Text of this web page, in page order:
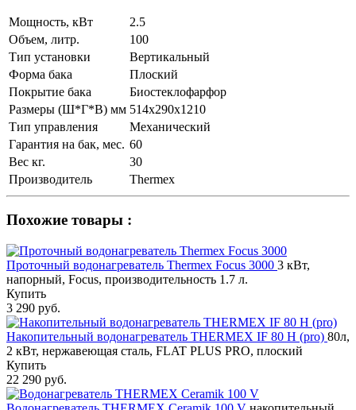
Мощность, кВт
2.5
Объем, литр.
100
Тип установки
Вертикальный
Форма бака
Плоский
Покрытие бака
Биостеклофарфор
Размеры (Ш*Г*В) мм 514х290х1210
Тип управления
Механический
Гарантия на бак, мес. 60
Вес кг.
30
Производитель
Thermex
Похожие товары :
Проточный водонагреватель Thermex Focus 3000 3 кВт,
напорный, Focus, производительность 1.7 л.
Купить
3 290 руб.
Накопительный водонагреватель THERMEX IF 80 H (pro) 80л,
2 кВт, нержавеющая сталь, FLAT PLUS PRO, плоский
Купить
22 290 руб.